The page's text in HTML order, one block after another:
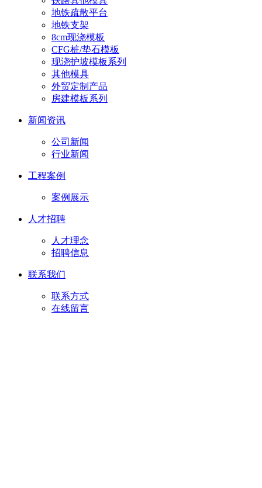
地铁疏散平台
地铁支架
8cm现浇模板
CFG桩/垫石模板
现浇护坡模板系列
其他模具
外贸定制产品
房建模板系列
新闻资讯
公司新闻
行业新闻
工程案例
案例展示
人才招聘
人才理念
招聘信息
联系我们
联系方式
在线留言